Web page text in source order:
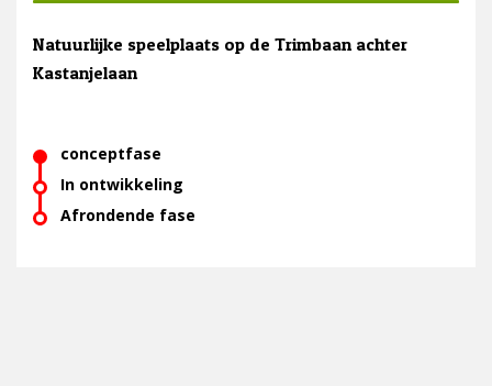
Natuurlijke speelplaats op de Trimbaan achter
Kastanjelaan
conceptfase
In ontwikkeling
Afrondende fase